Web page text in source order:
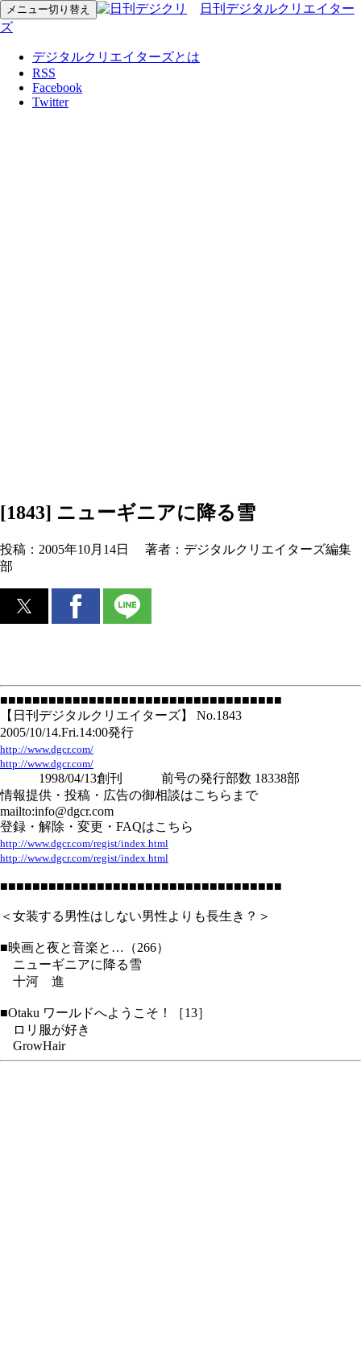
メニュー切り替え
日刊デジタルクリエイター
ズ
デジタルクリエイターズとは
RSS
Facebook
Twitter
[1843] ニューギニアに降る雪
投稿： 2005年10月14日 著者： デジタルクリエイターズ編集
部
■■■■■■■■■■■■■■■■■■■■■■■■■■■■■■■■■■■
【日刊デジタルクリエイターズ】 No.1843
2005/10/14.Fri.14:00発行
http://www.dgcr.com/
http://www.dgcr.com/
1998/04/13創刊 前号の発行部数 18338部
情報提供・投稿・広告の御相談はこちらまで
mailto:info@dgcr.com
登録・解除・変更・FAQはこちら
http://www.dgcr.com/regist/index.html
http://www.dgcr.com/regist/index.html
■■■■■■■■■■■■■■■■■■■■■■■■■■■■■■■■■■■
＜女装する男性はしない男性よりも長生き？＞
■映画と夜と音楽と…（266）
ニューギニアに降る雪
十河 進
■Otaku ワールドへようこそ！［13］
ロリ服が好き
GrowHair